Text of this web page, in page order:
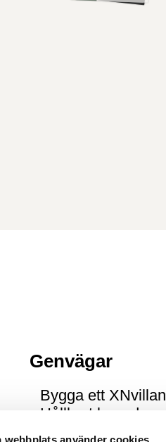
webbplats använder cookies
Genvägar
Bygga ett XNvillan
Hållbart boende
Våra hus